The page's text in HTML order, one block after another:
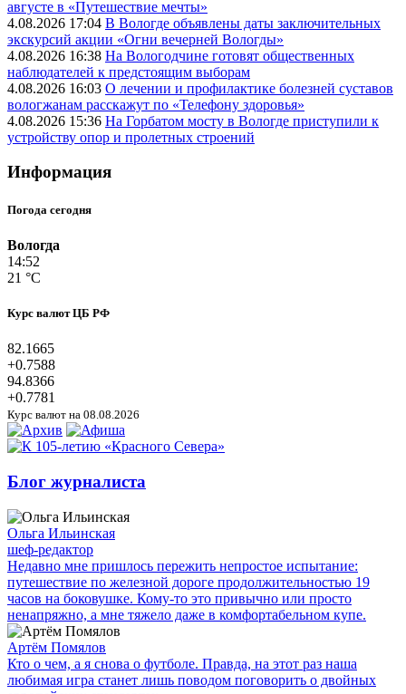
августе в «Путешествие мечты»
4.08.2026 17:04 В Вологде объявлены даты заключительных
экскурсий акции «Огни вечерней Вологды»
4.08.2026 16:38 На Вологодчине готовят общественных
наблюдателей к предстоящим выборам
4.08.2026 16:03 О лечении и профилактике болезней суставов
вологжанам расскажут по «Телефону здоровья»
4.08.2026 15:36 На Горбатом мосту в Вологде приступили к
устройству опор и пролетных строений
Информация
Погода сегодня
Вологда
14:52
21 °C
Курс валют ЦБ РФ
82.1665
+0.7588
94.8366
+0.7781
Курс валют на 08.08.2026
Блог журналиста
Ольга Ильинская
шеф-редактор
Недавно мне пришлось пережить непростое испытание:
путешествие по железной дороге продолжительностью 19
часов на боковушке. Кому-то это привычно или просто
ненапряжно, а мне тяжело даже в комфортабельном купе.
Артём Помялов
Кто о чем, а я снова о футболе. Правда, на этот раз наша
любимая игра станет лишь поводом поговорить о двойных